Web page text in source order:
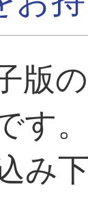
版
す
み